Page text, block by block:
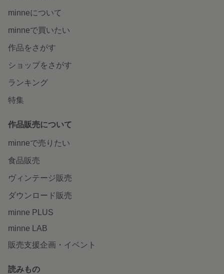
minneについて
minneで買いたい
作品をさがす
ショップをさがす
ランキング
特集
作品販売について
minneで売りたい
食品販売
ヴィンテージ販売
ダウンロード販売
minne PLUS
minne LAB
販売支援企画・イベント
読みもの